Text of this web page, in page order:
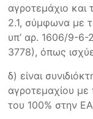
αγροτεμάχιο
2.1, σύμφωνα με
υπ’ αρ. 1606/9-6-
3778), όπως
δ) είναι
αγροτεμαχίου με
του 100% στην